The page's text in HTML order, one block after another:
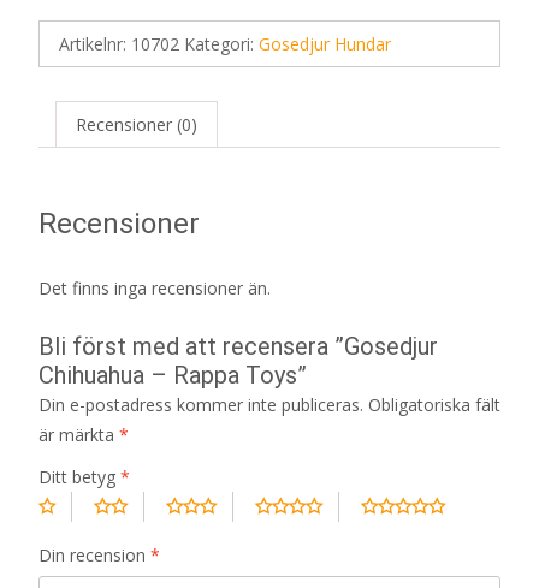
Artikelnr: 10702 Kategori: Gosedjur Hundar
Recensioner (0)
Recensioner
Det finns inga recensioner än.
Bli först med att recensera ”Gosedjur
Chihuahua – Rappa Toys”
Din e-postadress kommer inte publiceras. Obligatoriska fält
är märkta *
Ditt betyg *
Din recension *